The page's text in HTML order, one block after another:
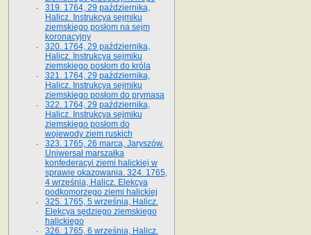
319. 1764, 29 października,
Halicz. Instrukcya sejmiku
ziemskiego posłom na sejm
koronacyjny
320. 1764, 29 października,
Halicz. Instrukcya sejmiku
ziemskiego posłom do króla
321. 1764, 29 października,
Halicz. Instrukcya sejmiku
ziemskiego posłom do prymasa
322. 1764, 29 października,
Halicz. Instrukcya sejmiku
ziemskiego posłom do
wojewody ziem ruskich
323. 1765, 26 marca, Jaryszów.
Uniwersał marszałka
konfederacyi ziemi halickiej w
sprawie okazowania. 324. 1765,
4 września, Halicz. Elekcya
podkomorzego ziemi halickiej
325. 1765, 5 września, Halicz.
Elekcya sędziego ziemskiego
halickiego
326. 1765, 6 września, Halicz.